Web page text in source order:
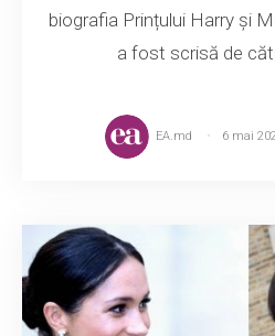
biografia Prințului Harry și
a fost scrisă de
EA.md 6 mai